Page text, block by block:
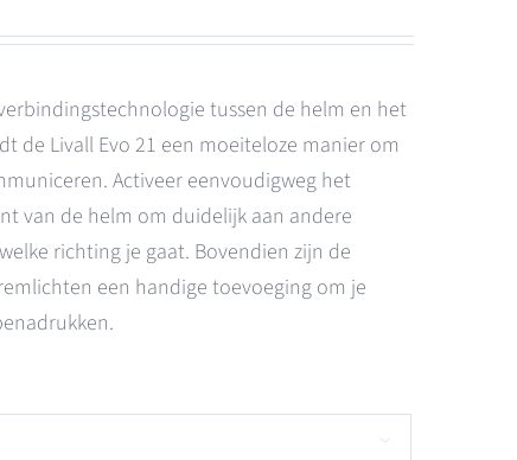
tussen de helm en het
de Livall Evo 21 een moeiteloze manier om
Activeer eenvoudigweg het
van de helm om duidelijk aan andere
richting je gaat. Bovendien zijn de
een handige toevoeging om je
